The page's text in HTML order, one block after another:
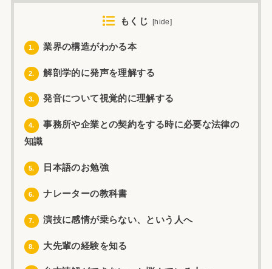
もくじ [hide]
1. 業界の構造がわかる本
2. 解剖学的に発声を理解する
3. 発音について視覚的に理解する
4.
事務所や企業との契約をする時に必要な法律の
知識
5. 日本語のお勉強
6. ナレーターの教科書
7. 演技に感情が乗らない、という人へ
8. 大先輩の経験を知る